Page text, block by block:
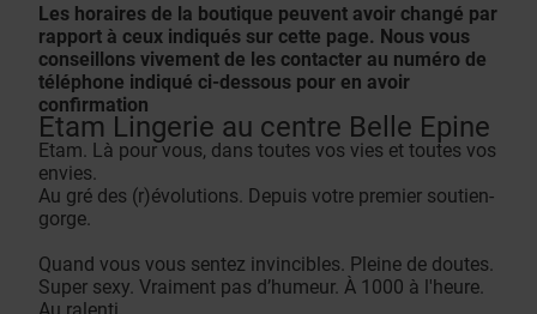
Les horaires de la boutique peuvent avoir changé par
rapport à ceux indiqués sur cette page. Nous vous
conseillons vivement de les contacter au numéro de
téléphone indiqué ci-dessous pour en avoir
confirmation
Etam Lingerie au centre Belle Epine
Etam. Là pour vous, dans toutes vos vies et toutes vos
envies.
Au gré des (r)évolutions. Depuis votre premier soutien-
gorge.
Quand vous vous sentez invincibles. Pleine de doutes.
Super sexy. Vraiment pas d’humeur. À 1000 à l'heure.
Au ralenti.